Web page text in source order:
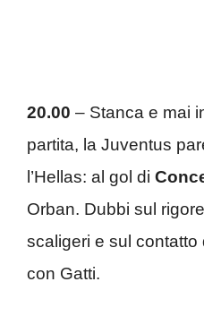
20.00 – Stanca e mai
partita, la Juventus
l’Hellas: al gol di
Orban. Dubbi sul
scaligeri e sul
con Gatti.